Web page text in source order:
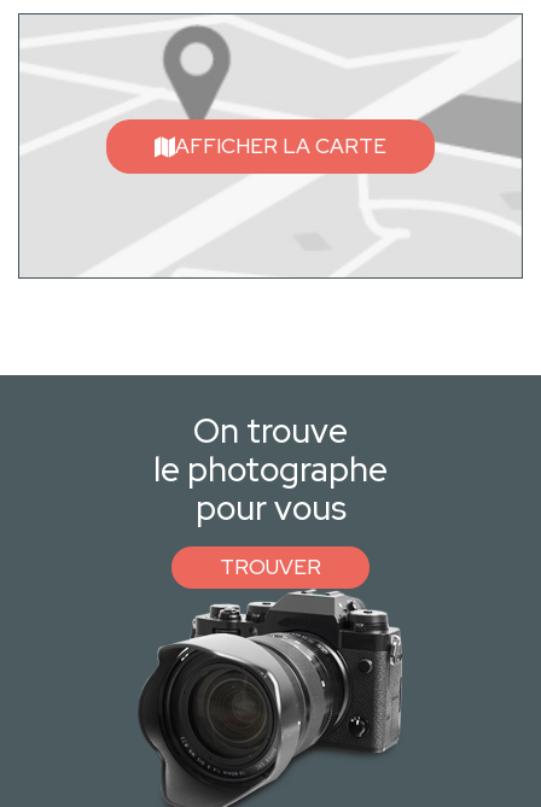
AFFICHER LA CARTE
On trouve
le photographe
pour vous
TROUVER